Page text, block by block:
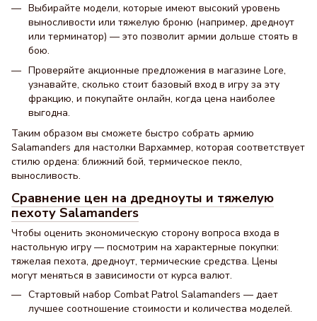
Выбирайте модели, которые имеют высокий уровень
выносливости или тяжелую броню (например, дредноут
или терминатор) — это позволит армии дольше стоять в
бою.
Проверяйте акционные предложения в магазине Lore,
узнавайте, сколько стоит базовый вход в игру за эту
фракцию, и покупайте онлайн, когда цена наиболее
выгодна.
Таким образом вы сможете быстро собрать армию
Salamanders для настолки Вархаммер, которая соответствует
стилю ордена: ближний бой, термическое пекло,
выносливость.
Сравнение цен на дредноуты и тяжелую
пехоту Salamanders
Чтобы оценить экономическую сторону вопроса входа в
настольную игру — посмотрим на характерные покупки:
тяжелая пехота, дредноут, термические средства. Цены
могут меняться в зависимости от курса валют.
Стартовый набор Combat Patrol Salamanders — дает
лучшее соотношение стоимости и количества моделей.